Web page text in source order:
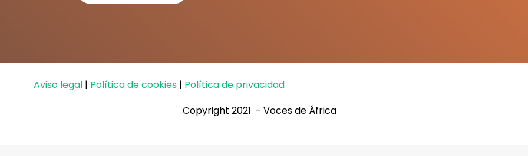
Aviso legal | Política de cookies | Política de privacidad
Copyright 2021 - Voces de África